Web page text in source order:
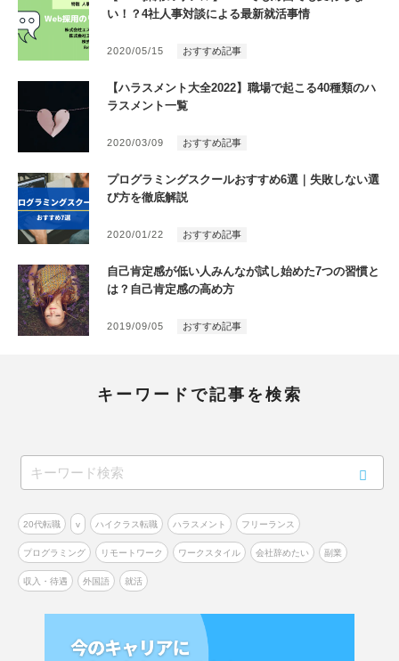
キーワードで記事を検索
20代転職 v ハイクラス転職 ハラスメント フリーランス
プログラミング リモートワーク ワークスタイル 会社辞めたい 副業
収入・待遇 外国語 就活
い！？4社人事対談による最新就活事情
2020/05/15 おすすめ記事
【ハラスメント大全2022】職場で起こる40種類のハ
ラスメント一覧
2020/03/09 おすすめ記事
プログラミングスクールおすすめ6選｜失敗しない選
び方を徹底解説
2020/01/22 おすすめ記事
自己肯定感が低い人みんなが試し始めた7つの習慣と
は？自己肯定感の高め方
2019/09/05 おすすめ記事